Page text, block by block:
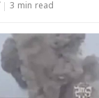
3 min read